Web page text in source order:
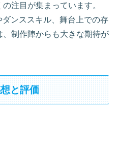
注目が集まっています。
ンススキル、舞台上での存
制作陣からも大きな期待が
と評価